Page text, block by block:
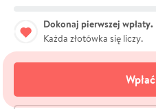
Dokonaj pierwszej wpłaty.
Każda złotówka się liczy.